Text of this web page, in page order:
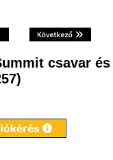
csavar